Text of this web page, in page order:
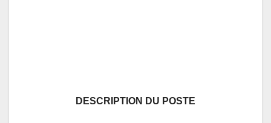
DESCRIPTION DU POSTE